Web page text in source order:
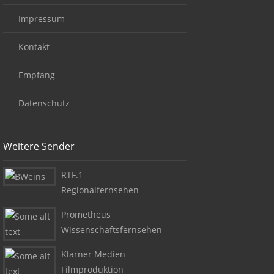
Impressum
Kontakt
Empfang
Datenschutz
Weitere Sender
RTF.1
Regionalfernsehen
Prometheus
Wissenschaftsfernsehen
Klarner Medien
Filmproduktion